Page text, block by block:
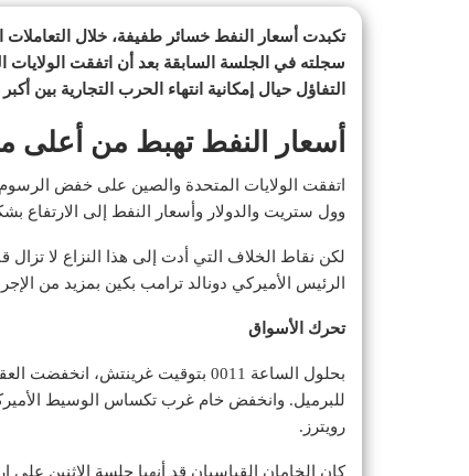
تكبدت أسعار النفط خسائر طفيفة، خلال
سجلته في الجلسة السابقة بعد أن اتفقت
التفاؤل حيال إمكانية انتهاء الحرب التجارية بين
أسعار النفط تهبط من أعلى
وول ستريت والدولار وأسعار النفط إلى الارتفاع
لكن نقاط الخلاف التي أدت إلى هذا النزاع لا
الرئيس الأميركي دونالد ترامب بكين بمزيد من
تحرك الأسواق
بحلول الساعة 0011 بتوقيت غرينتش، انخفضت العقود الآجلة لخام
رويترز.